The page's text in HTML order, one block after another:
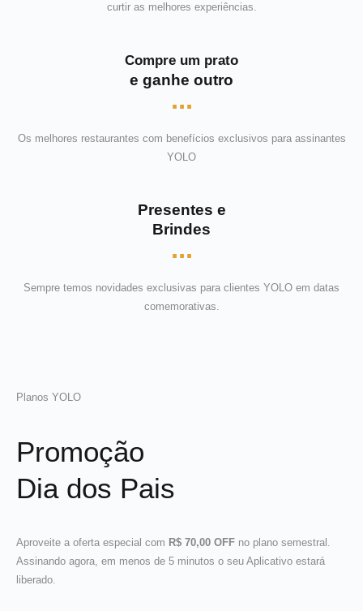
curtir as melhores experiências.
Compre um prato
e ganhe outro
...
Os melhores restaurantes com benefícios exclusivos para assinantes
YOLO
Presentes e
Brindes
...
Sempre temos novidades exclusivas para clientes YOLO em datas
comemorativas.
Planos YOLO
Promoção
Dia dos Pais
Aproveite a oferta especial com R$ 70,00 OFF no plano semestral.
Assinando agora, em menos de 5 minutos o seu Aplicativo estará
liberado.